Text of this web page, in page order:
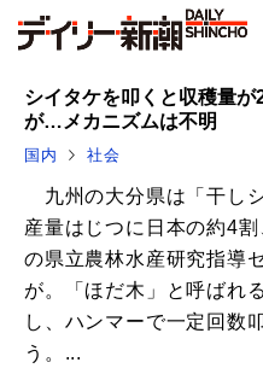
シイタケを叩くと収穫量
が…メカニズムは不明
国内 社会
九州の大分県は「干し
産量はじつに日本の約4
の県立農林水産研究指導
が。「ほだ木」と呼ばれ
し、ハンマーで一定回数
う。...